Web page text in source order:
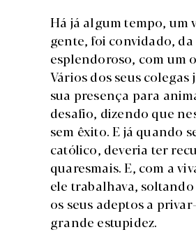
Há já algum tempo, um
gente, foi convidado,
esplendoroso, com um
Vários dos seus
sua presença para
desafio, dizendo que
sem êxito. E já quando
católico, deveria ter
quaresmais. E, com a
ele trabalhava,
os seus adeptos a
grande estupidez.